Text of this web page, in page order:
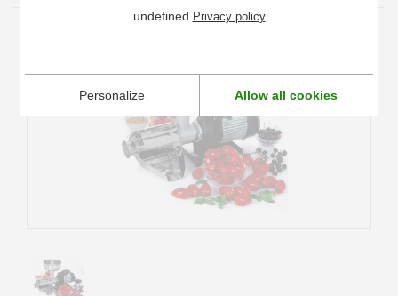
undefined Privacy policy
Personalize Allow all cookies